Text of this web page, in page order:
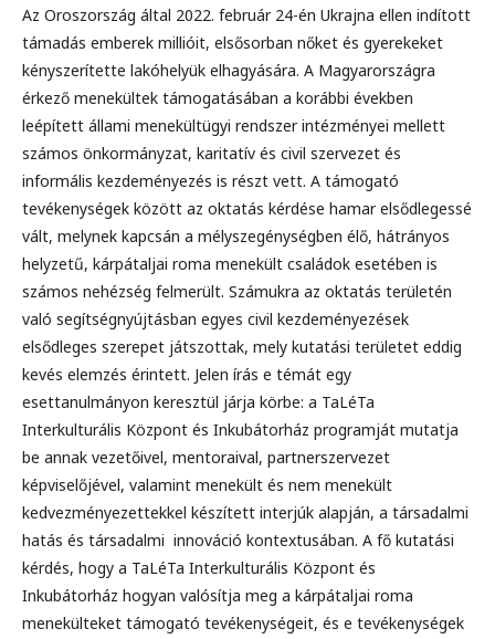
Az Oroszország által 2022. február 24-én Ukrajna ellen indított
támadás emberek millióit, elsősorban nőket és gyerekeket
kényszerítette lakóhelyük elhagyására. A Magyarországra
érkező menekültek támogatásában a korábbi években
leépített állami menekültügyi rendszer intézményei mellett
számos önkormányzat, karitatív és civil szervezet és
informális kezdeményezés is részt vett. A támogató
tevékenységek között az oktatás kérdése hamar elsődlegessé
vált, melynek kapcsán a mélyszegénységben élő, hátrányos
helyzetű, kárpátaljai roma menekült családok esetében is
számos nehézség felmerült. Számukra az oktatás területén
való segítségnyújtásban egyes civil kezdeményezések
elsődleges szerepet játszottak, mely kutatási területet eddig
kevés elemzés érintett. Jelen írás e témát egy
esettanulmányon keresztül járja körbe: a TaLéTa
Interkulturális Központ és Inkubátorház programját mutatja
be annak vezetőivel, mentoraival, partnerszervezet
képviselőjével, valamint menekült és nem menekült
kedvezményezettekkel készített interjúk alapján, a társadalmi
hatás és társadalmi innováció kontextusában. A fő kutatási
kérdés, hogy a TaLéTa Interkulturális Központ és
Inkubátorház hogyan valósítja meg a kárpátaljai roma
menekülteket támogató tevékenységeit, és e tevékenységek